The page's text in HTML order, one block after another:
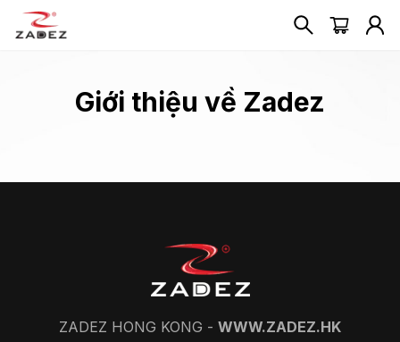
Giới thiệu về Zadez
ZADEZ HONG KONG - WWW.ZADEZ.HK